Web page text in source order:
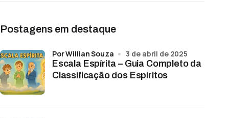
Postagens em destaque
Escala Espírita – Guia Completo da
Classificação dos Espíritos
por Willian Souza 3 de abril de 2025